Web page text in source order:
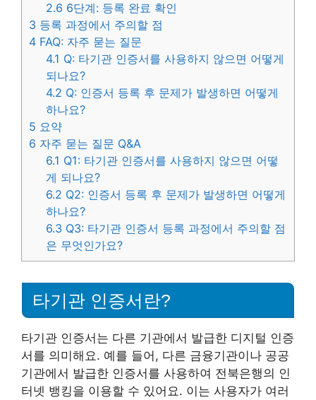
2.6 6단계: 등록 완료 확인
3 등록 과정에서 주의할 점
4 FAQ: 자주 묻는 질문
4.1 Q: 타기관 인증서를 사용하지 않으면 어떻게
되나요?
4.2 Q: 인증서 등록 후 문제가 발생하면 어떻게
하나요?
5 요약
6 자주 묻는 질문 Q&A
6.1 Q1: 타기관 인증서를 사용하지 않으면 어떻
게 되나요?
6.2 Q2: 인증서 등록 후 문제가 발생하면 어떻게
하나요?
6.3 Q3: 타기관 인증서 등록 과정에서 주의할 점
은 무엇인가요?
타기관 인증서란?
타기관 인증서는 다른 기관에서 발급한 디지털 인증
서를 의미해요. 예를 들어, 다른 금융기관이나 공공
기관에서 발급한 인증서를 사용하여 전북은행의 인
터넷 뱅킹을 이용할 수 있어요. 이는 사용자가 여러